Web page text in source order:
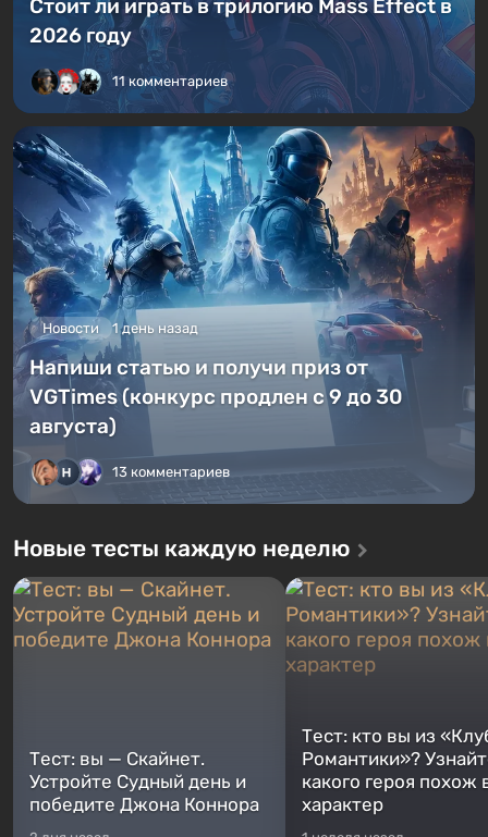
Стоит ли играть в трилогию Mass Effect в
2026 году
11 комментариев
Новости 1 день назад
Напиши статью и получи приз от
VGTimes (конкурс продлен с 9 до 30
августа)
13 комментариев
Новые тесты каждую неделю
Тест: вы — Скайнет.
Устройте Судный день и
победите Джона Коннора
Тест: кто вы из
Романтики»?
какого героя похож
характер